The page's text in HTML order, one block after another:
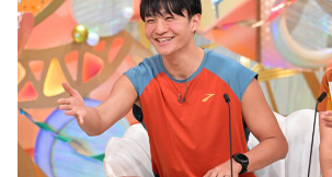
教えて！ニュースライブ 正義のミカタ
ＬＩＦＥ～夢のカタチ～
新婚さんいらっしゃい！
ポツンと一軒家